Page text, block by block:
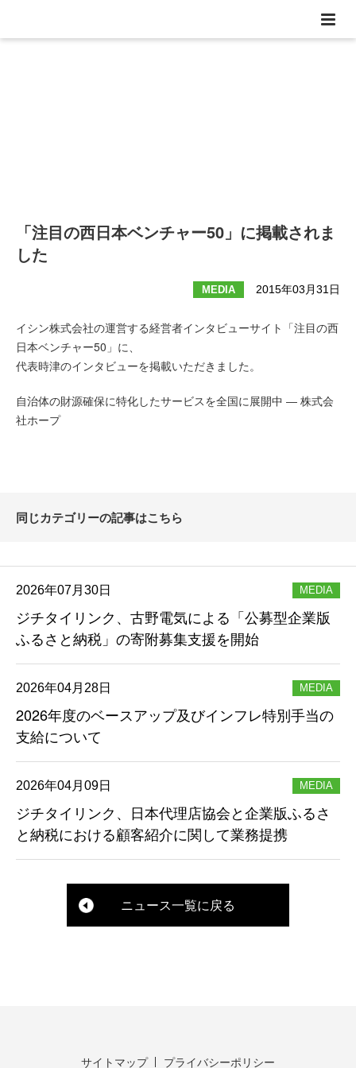
「注目の西日本ベンチャー50」に掲載されま
した
MEDIA 2015年03月31日
イシン株式会社の運営する経営者インタビューサイト「注目の西
日本ベンチャー50 」に、
代表時津のインタビューを掲載いただきました。
自治体の財源確保に特化したサービスを全国に展開中 ― 株式会
社ホープ
同じカテゴリーの記事はこちら
2026年07月30日 MEDIA
ジチタイリンク、古野電気による「公募型企業版
ふるさと納税」の寄附募集支援を開始
2026年04月28日 MEDIA
2026年度のベースアップ及びインフレ特別手当の
支給について
2026年04月09日 MEDIA
ジチタイリンク、日本代理店協会と企業版ふるさ
と納税における顧客紹介に関して業務提携
ニュース一覧に戻る
サイトマップ プライバシーポリシー